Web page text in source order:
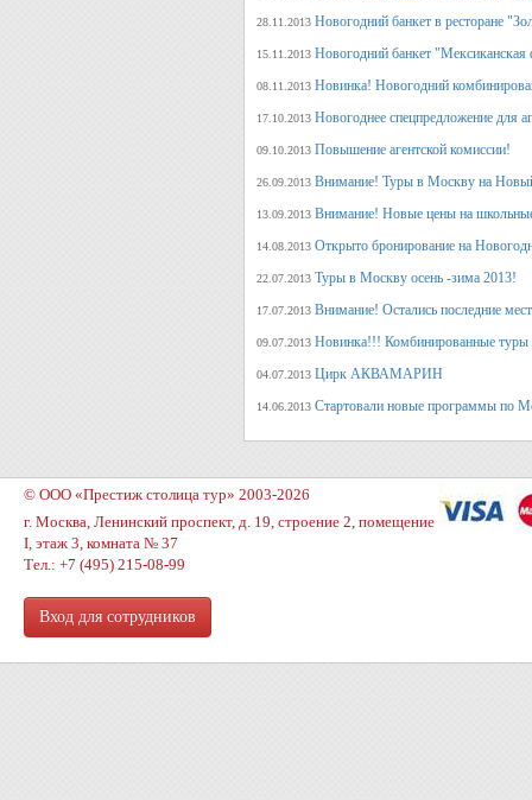
28.11.2013 Новогодний банкет в ресторане
15.11.2013 Новогодний банкет
08.11.2013 Новинка! Новогодний
17.10.2013 Новогоднее спецпредложение для
09.10.2013 Повышение агентской комиссии!
26.09.2013 Внимание! Туры в Москву на
13.09.2013 Внимание! Новые цены на
14.08.2013 Открыто бронирование на
22.07.2013 Туры в Москву осень -зима 2013!
17.07.2013 Внимание! Остались последние
09.07.2013 Новинка!!! Комбинированные туры
04.07.2013 Цирк АКВАМАРИН
14.06.2013 Стартовали новые программы по
© ООО «Престиж столица тур» 2003-2026
г. Москва, Ленинский проспект, д. 19, строение 2, помещение
I, этаж 3, комната № 37
Тел.: +7 (495) 215-08-99
Вход для сотрудников